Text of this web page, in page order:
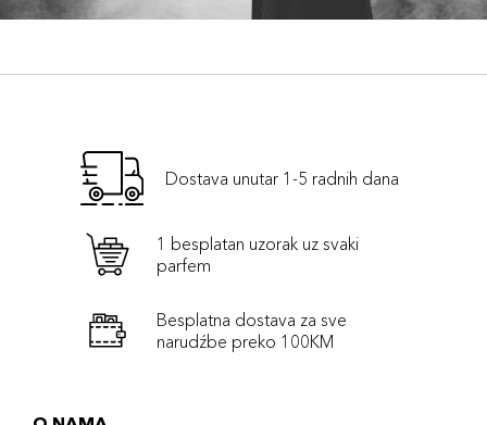
Dostava unutar 1-5 radnih dana
1 besplatan uzorak uz svaki
parfem
Besplatna dostava za sve
narudźbe preko 100KM